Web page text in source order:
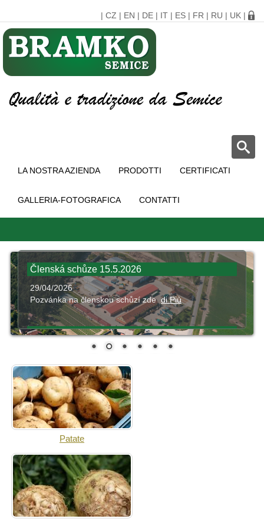
| CZ | EN | DE | IT | ES | FR | RU | UK |
LA NOSTRA AZIENDA PRODOTTI CERTIFICATI
GALLERIA-FOTOGRAFICA CONTATTI
Členská schůze 15.5.2026
29/04/2026
Pozvánka na členskou schůzí zde di Più
Vánoční otevírací doba podnikové prodejny
Vánoční otevírací doba podnikové prodejny v Semicích
zdedi Più
Patate